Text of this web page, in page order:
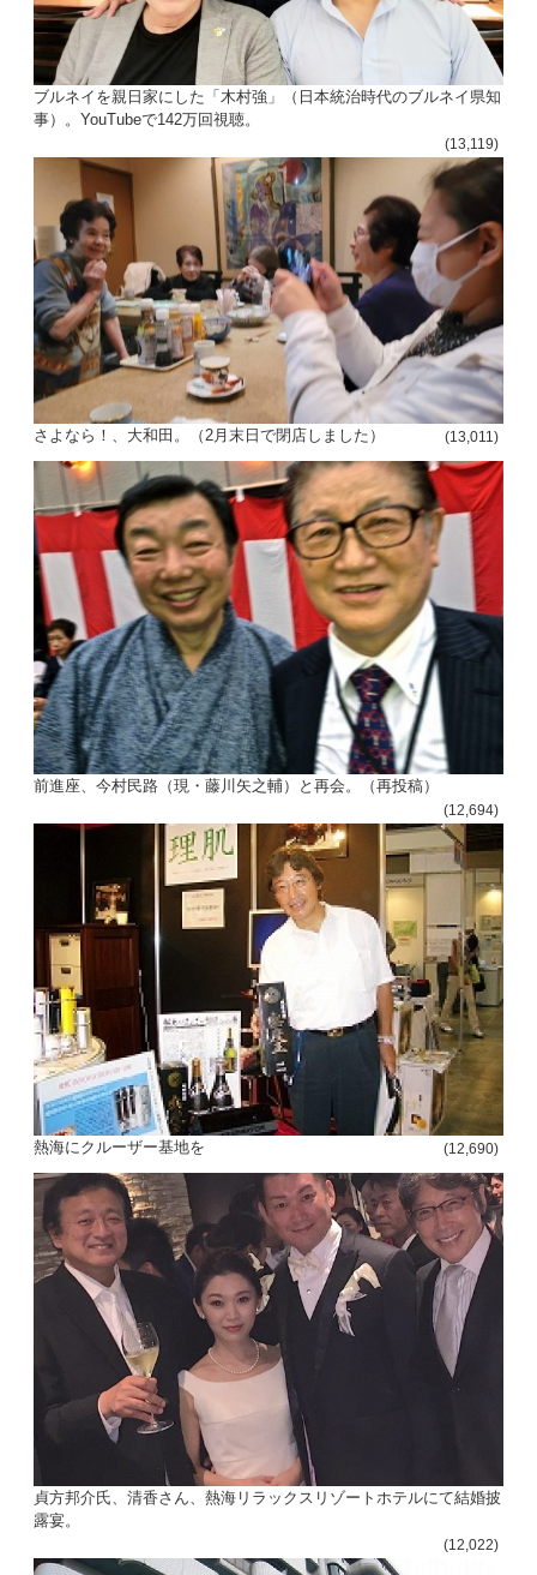
ブルネイを親日家にした「木村強」（日本統治時代のブルネイ県知
事）。YouTubeで142万回視聴。
(13,119)
さよなら！、大和田。（2月末日で閉店しました） (13,011)
前進座、今村民路（現・藤川矢之輔）と再会。（再投稿）
(12,694)
熱海にクルーザー基地を (12,690)
貞方邦介氏、清香さん、熱海リラックスリゾートホテルにて結婚披
露宴。
(12,022)